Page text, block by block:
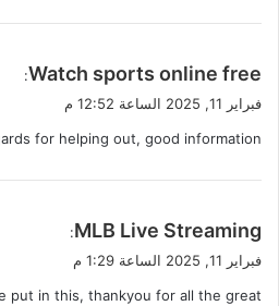
ي
ل
Watch sports online free
:
فبراير 11, 2025 الساعة 12:52 م
for helping out, good information.
ي
ل
MLB Live Streaming
:
فبراير 11, 2025 الساعة 1:29 م
put in this, thankyou for all the great